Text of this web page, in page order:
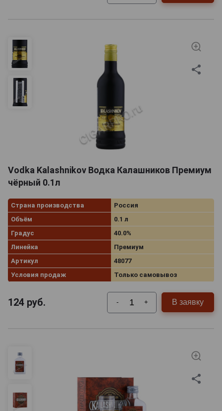
Vodka Kalashnikov Водка Калашников Премиум
чёрный 0.1л
Страна производства
Россия
Объём
0.1 л
Градус
40.0%
Линейка
Премиум
Артикул
48077
Условия продаж
Только самовывоз
124 руб. - + В заявку